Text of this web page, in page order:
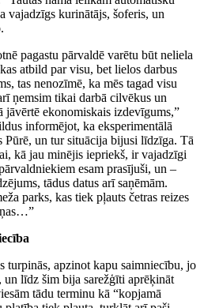
vajadzīgs kurinātājs, šoferis, un
pagastu pārvaldē varētu būt neliela
atbild par visu, bet lielos darbus
tas nenozīmē, ka mēs tagad visu
ņemsim tikai darbā cilvēkus un
jāvērtē ekonomiskais izdevīgums,”
informējot, ka eksperimentālā
Pūrē, un tur situācija bijusi līdzīga. Tā
kā jau minējis iepriekš, ir vajadzīgi
esam prasījuši, un –
tādus datus arī saņēmām.
parks, kas tiek pļauts četras reizes
turpinās, apzinot kapu saimniecību, jo
un līdz šim bija sarežģīti aprēķināt
tādu terminu kā “kopjamā